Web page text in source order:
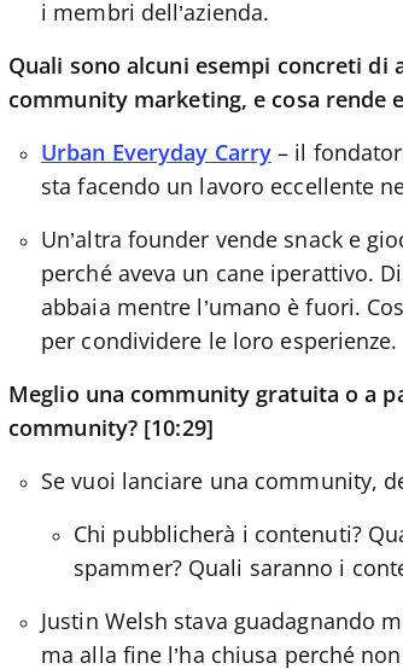
i membri dell’azienda.
Quali sono alcuni esempi concreti di
community marketing, e cosa rende
Urban Everyday Carry – il
sta facendo un lavoro eccellente
Un’altra founder vende snack e
perché aveva un cane iperattivo.
abbaia mentre l’umano è fuori.
per condividere le loro esperienze.
Meglio una community gratuita o a
community? [10:29]
Se vuoi lanciare una community,
Chi pubblicherà i contenuti?
spammer? Quali saranno i
Justin Welsh stava guadagnando
ma alla fine l’ha chiusa perché